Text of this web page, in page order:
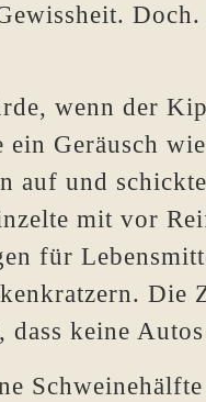
wenn der
Geräusch
und
mit vor
für
Die
keine